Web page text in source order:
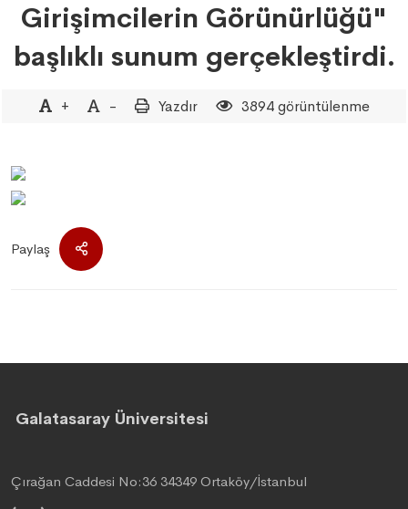
Girişimcilerin Görünürlüğü"
başlıklı sunum gerçekleştirdi.
+ - Yazdır 3894 görüntülenme
Paylaş
Galatasaray Üniversitesi
Çırağan Caddesi No:36 34349 Ortaköy/İstanbul